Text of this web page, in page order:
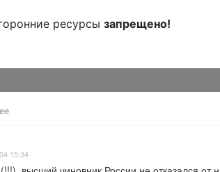
ресурсы запрещено!
15:34